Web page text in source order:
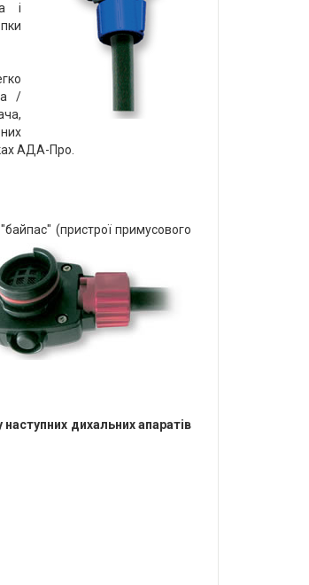
і
/
АДА-Про.
(пристрої примусового
дихальних апаратів